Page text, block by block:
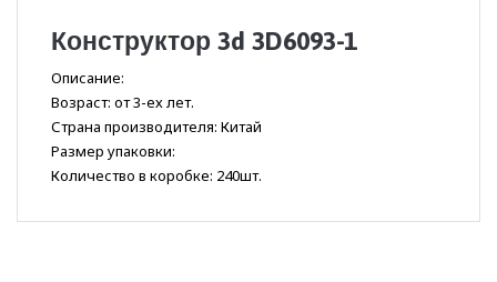
Конструктор 3d 3D6093-1
Описание:
Возраст: от 3-ех лет.
Страна производителя: Китай
Размер упаковки:
Количество в коробке: 240шт.